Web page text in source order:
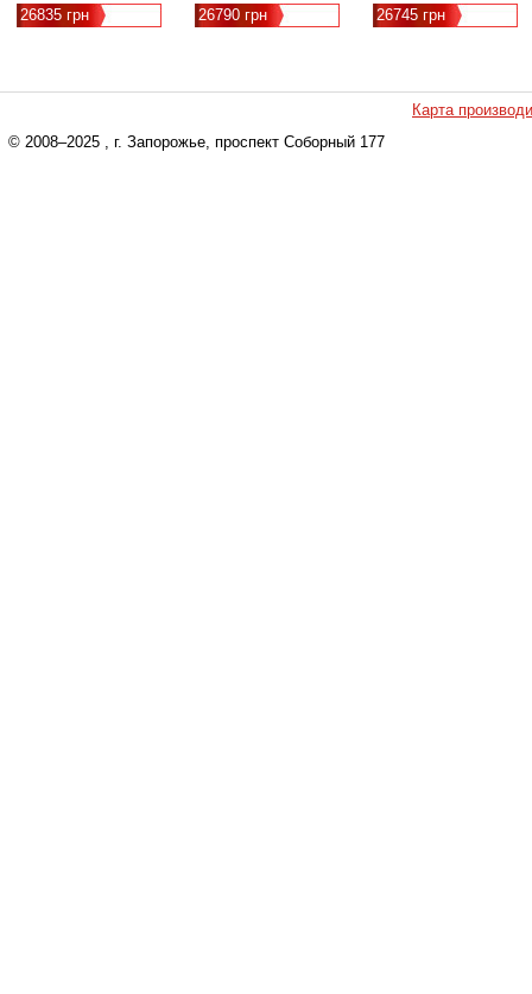
26835 грн 26790 грн 26745 грн
Карта
© 2008–2025 , г. Запорожье, проспект Соборный 177